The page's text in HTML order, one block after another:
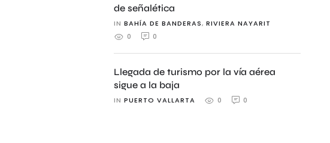
de señalética
IN BAHÍA DE BANDERAS, RIVIERA NAYARIT
0
0
Llegada de turismo por la vía aérea
sigue a la baja
IN PUERTO VALLARTA 0 0